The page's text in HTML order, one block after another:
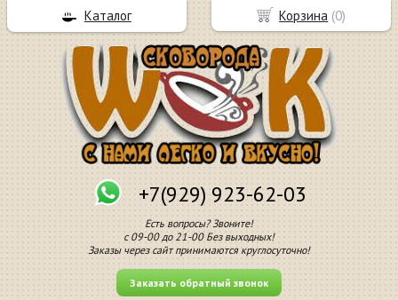
+7(929) 923-62-03
Есть вопросы? Звоните!
с 09-00 до 21-00 Без выходных!
Заказы через сайт принимаются круглосуточно!
Заказать обратный звонок
Корзина (0)
Каталог